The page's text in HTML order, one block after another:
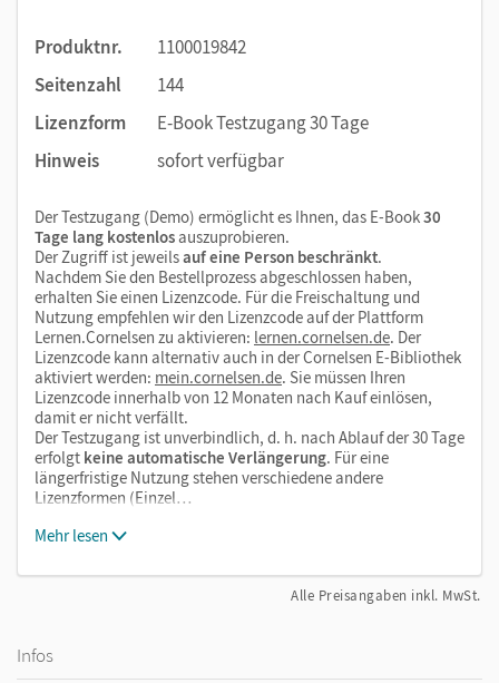
Produktnr.
1100019842
Seitenzahl
144
Lizenzform
E-Book Testzugang 30 Tage
Hinweis
sofort verfügbar
Der Testzugang (Demo) ermöglicht es Ihnen, das E-Book30
Tage lang kostenlosauszuprobieren.
Der Zugriff ist jeweilsauf eine Person beschränkt.
Nachdem Sie den Bestellprozess abgeschlossen haben,
erhalten Sie einen Lizenzcode. Für die Freischaltung und
Nutzung empfehlen wir den Lizenzcode auf der Plattform
Lernen.Cornelsen zu aktivieren: lernen.cornelsen.de. Der
Lizenzcode kann alternativ auch in der Cornelsen E-Bibliothek
aktiviert werden: mein.cornelsen.de. Sie müssen Ihren
Lizenzcode innerhalb von 12 Monaten nach Kauf einlösen,
damit er nicht verfällt.
Der Testzugang ist unverbindlich, d. h. nach Ablauf der 30 Tage
erfolgt keine automatische Verlängerung. Für eine
längerfristige Nutzung stehen verschiedene andere
Lizenzformen (Einzel…
Mehr lesen
Alle Preisangaben inkl. MwSt.
Infos